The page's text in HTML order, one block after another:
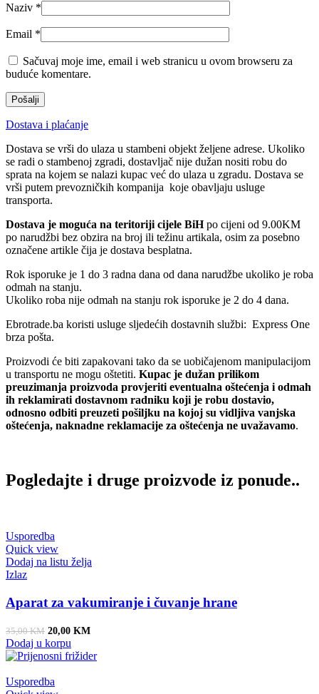
Naziv *
Email *
Sačuvaj moje ime, email i web stranicu u ovom browseru za
buduće komentare.
Dostava i plaćanje
Dostava se vrši do ulaza u stambeni objekt željene adrese. Ukoliko
se radi o stambenoj zgradi, dostavljač nije dužan nositi robu do
sprata na kojem se nalazi kupac već do ulaza u zgradu. Dostava se
vrši putem prevozničkih kompanija koje obavljaju usluge
transporta.
Dostava je moguća na teritoriji cijele BiHpo cijeni od 9.00KM
po narudžbi bez obzira na broj ili težinu artikala, osim za posebno
označene artikle čija je dostava besplatna.
Rok isporuke je 1 do 3 radna dana od dana narudžbe ukoliko je roba
odmah na stanju.
Ukoliko roba nije odmah na stanju rok isporuke je 2 do 4 dana.
Ebrotrade.ba koristi usluge sljedećih dostavnih službi: Express One
brza pošta.
Proizvodi će biti zapakovani tako da se uobičajenom manipulacijom
u transportu ne mogu oštetiti. Kupac je dužan prilikom
preuzimanja proizvoda provjeriti eventualna oštećenja i odmah
ih reklamirati dostavnom radniku koji je robu dostavio,
odnosno odbiti preuzeti pošiljku na kojoj su vidljiva vanjska
oštećenja, naknadne reklamacije za oštećenja ne uvažavamo.
Pogledajte i druge proizvode iz ponude..
Usporedba
Quick view
Dodaj na listu želja
Izlaz
Aparat za vakumiranje i čuvanje hrane
35,00KM Original price was: 35,00 KM.
20,00 KM
Dodaj u korpu
Usporedba